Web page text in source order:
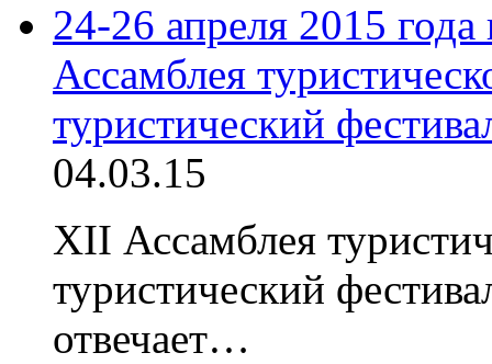
24-26 апреля 2015
Ассамблея
туристический
04.03.15
XII Ассамблея
туристический
отвечает…